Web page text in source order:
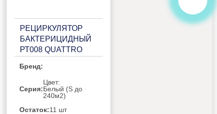
РЕЦИРКУЛЯТОР
БАКТЕРИЦИДНЫЙ
РТ008 QUATTRO
Бренд:
Серия:
Цвет:
Белый (S до
240м2)
Остаток:11 шт